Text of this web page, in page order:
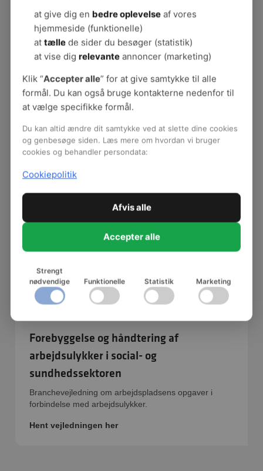
Fald- og snubleulykker
Stik- og skæreskader
Forflytningsskader
Vold og trusler
Ulykker blandt teknisk servicepersonale på skoler
Værktøj: Safety Observer
Artikler om forebyggelse af ulykker
Arbejdsulykker på farten
Arbejdsulykker og hjemmearbejde
Forebyggelse og håndtering af
arbejdsulykker i social- og
sundhedssektoren
Branchevejledning om arbejdspladsens opgaver i
forbindelse med arbejdsulykker.
Hent vejledningen her
at give dig en bedre oplevelseaf vores
hjemmeside (funktionelle)
at tællede sider du besøger (statistik)
at vise dig relevanteannoncer (marketing)
Klik “Accepter alle” for at give samtykke til alle
formål. Du kan også bruge kontakterne nedenfor til
at vælge specifikke formål.
Du kan altid ændre dit samtykke ved at slette dine cookies
og genbesøge siden. Læs mere om hvordan vi bruger
cookies og behandler persondata:
Cookiepolitik
Afvis alle
Accepter alle
Strengt
nødvendige
Funktionelle Statistik Marketing